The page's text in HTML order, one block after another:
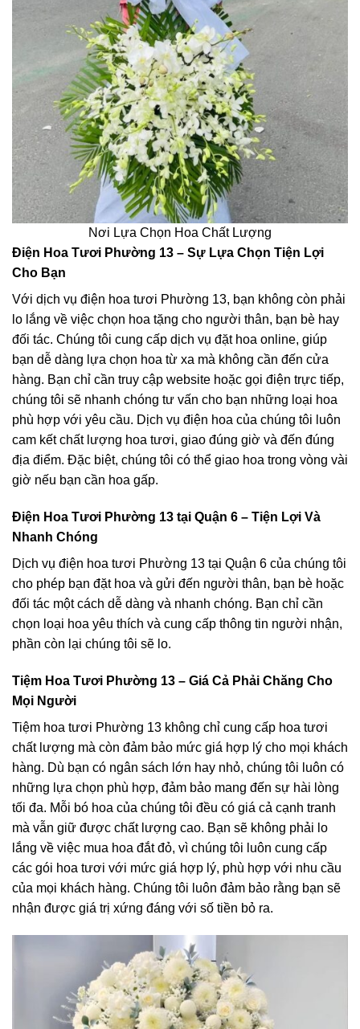
Nơi Lựa Chọn Hoa Chất Lượng
Điện Hoa Tươi Phường 13 – Sự Lựa Chọn Tiện Lợi
Cho Bạn
Với dịch vụ điện hoa tươi Phường 13, bạn không còn phải
lo lắng về việc chọn hoa tặng cho người thân, bạn bè hay
đối tác. Chúng tôi cung cấp dịch vụ đặt hoa online, giúp
bạn dễ dàng lựa chọn hoa từ xa mà không cần đến cửa
hàng. Bạn chỉ cần truy cập website hoặc gọi điện trực tiếp,
chúng tôi sẽ nhanh chóng tư vấn cho bạn những loại hoa
phù hợp với yêu cầu. Dịch vụ điện hoa của chúng tôi luôn
cam kết chất lượng hoa tươi, giao đúng giờ và đến đúng
địa điểm. Đặc biệt, chúng tôi có thể giao hoa trong vòng vài
giờ nếu bạn cần hoa gấp.
Điện Hoa Tươi Phường 13 tại Quận 6 – Tiện Lợi Và
Nhanh Chóng
Dịch vụ điện hoa tươi Phường 13 tại Quận 6 của chúng tôi
cho phép bạn đặt hoa và gửi đến người thân, bạn bè hoặc
đối tác một cách dễ dàng và nhanh chóng. Bạn chỉ cần
chọn loại hoa yêu thích và cung cấp thông tin người nhận,
phần còn lại chúng tôi sẽ lo.
Tiệm Hoa Tươi Phường 13 – Giá Cả Phải Chăng Cho
Mọi Người
Tiệm hoa tươi Phường 13 không chỉ cung cấp hoa tươi
chất lượng mà còn đảm bảo mức giá hợp lý cho mọi khách
hàng. Dù bạn có ngân sách lớn hay nhỏ, chúng tôi luôn có
những lựa chọn phù hợp, đảm bảo mang đến sự hài lòng
tối đa. Mỗi bó hoa của chúng tôi đều có giá cả cạnh tranh
mà vẫn giữ được chất lượng cao. Bạn sẽ không phải lo
lắng về việc mua hoa đắt đỏ, vì chúng tôi luôn cung cấp
các gói hoa tươi với mức giá hợp lý, phù hợp với nhu cầu
của mọi khách hàng. Chúng tôi luôn đảm bảo rằng bạn sẽ
nhận được giá trị xứng đáng với số tiền bỏ ra.